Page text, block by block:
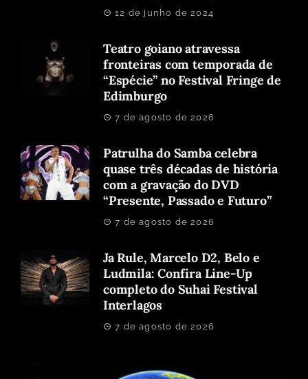
12 de junho de 2024
Teatro goiano atravessa
fronteiras com temporada de
“Espécie” no Festival Fringe de
Edimburgo
7 de agosto de 2026
Patrulha do Samba celebra
quase três décadas de história
com a gravação do DVD
“Presente, Passado e Futuro”
7 de agosto de 2026
Ja Rule, Marcelo D2, Belo e
Ludmila: Confira Line-Up
completo do Suhai Festival
Interlagos
7 de agosto de 2026